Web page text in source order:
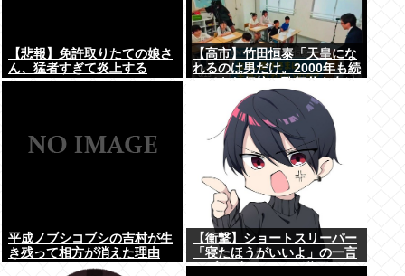
【悲報】免許取りたての娘さ
ん、猛者すぎて炎上する
www
【高市】竹田恒泰「天皇にな
れるのは男だけ。2000年も続
駄目だよね？」
平成ノブシコブシの吉村が生
き残って相方が消えた理由
【衝撃】ショートスリーパー
「寝たほうがいいよ」の一言
にブチギレwww(※動画あり)